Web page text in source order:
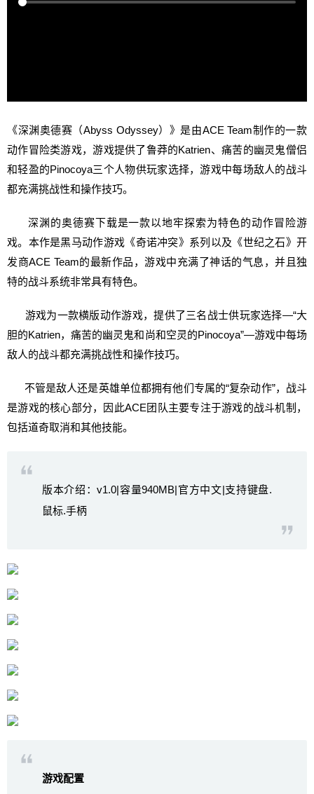
《深渊奥德赛（Abyss Odyssey）》是由ACE Team制作的一款
动作冒险类游戏，游戏提供了鲁莽的Katrien、痛苦的幽灵鬼僧侣
和轻盈的Pinocoya三个人物供玩家选择，游戏中每场敌人的战斗
都充满挑战性和操作技巧。
深渊的奥德赛下载是一款以地牢探索为特色的动作冒险游
戏。本作是黑马动作游戏《奇诺冲突》系列以及《世纪之石》开
发商ACE Team的最新作品，游戏中充满了神话的气息，并且独
特的战斗系统非常具有特色。
游戏为一款横版动作游戏，提供了三名战士供玩家选择—“大
胆的Katrien，痛苦的幽灵鬼和尚和空灵的Pinocoya”—游戏中每场
敌人的战斗都充满挑战性和操作技巧。
不管是敌人还是英雄单位都拥有他们专属的“复杂动作”，战斗
是游戏的核心部分，因此ACE团队主要专注于游戏的战斗机制，
包括道奇取消和其他技能。
版本介绍：v1.0|容量940MB|官方中文|支持键盘.
鼠标.手柄
游戏配置